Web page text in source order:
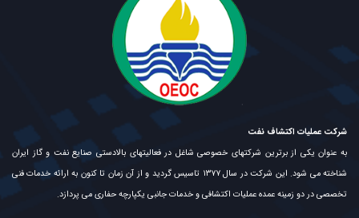
شرکت عملیات اکتشاف نفت
به عنوان یکی از برترین شرکتهای خصوصی شاغل در فعالیتهای بالادستی صنایع نفت و گاز ایران
شناخته می شود. این شرکت در سال ۱۳۷۷ تاسیس گردید و از آن زمان تا کنون به ارائه خدمات فنی
تخصصی در دو زمینه عمده عملیات اکتشافی و خدمات جانبی یکپارچه حفاری می پردازد.